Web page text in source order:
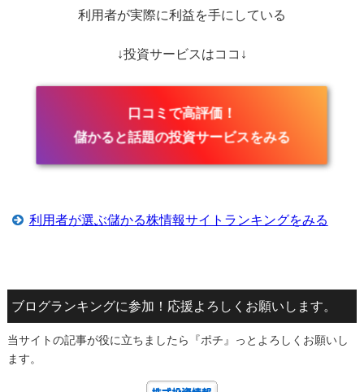
利用者が実際に利益を手にしている
↓投資サービスはココ↓
口コミで高評価！
儲かると話題の投資サービスをみる
利用者が選ぶ儲かる株情報サイトランキングをみる
ブログランキングに参加！応援よろしくお願いします。
当サイトの記事が役に立ちましたら『ポチ』っとよろしくお願いし
ます。